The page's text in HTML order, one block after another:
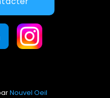
Nouvel Oeil